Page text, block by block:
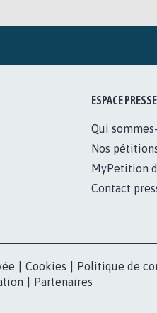
ESPACE PRESSE
Qui
Nos
MyPetition
Contact
Cookies Politique de
Partenaires